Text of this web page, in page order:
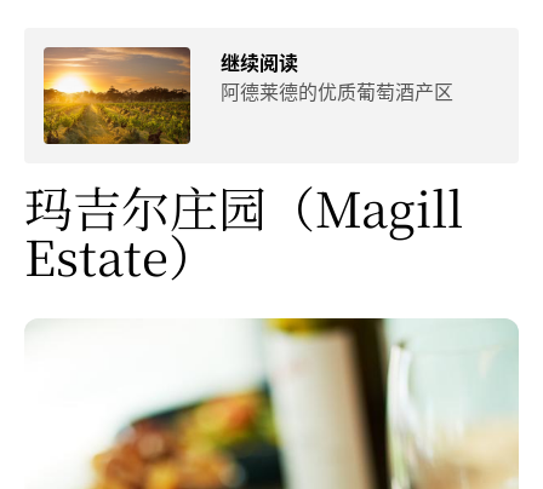
继续阅读
阿德莱德的优质葡萄酒产区
玛吉尔庄园 （Magill
Estate）